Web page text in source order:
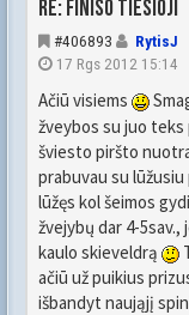
Re: FINIŠO TIESIOJI
#406893
RytisJ
17 Rgs 2012 15:14
Ačiū visiems
žveybos su juo teks
šviesto piršto
prabuvau su
lūžęs kol šeimos
žvejybų dar 4-
kaulo skieveldrą
ačiū už puikius
išbandyt naująjį